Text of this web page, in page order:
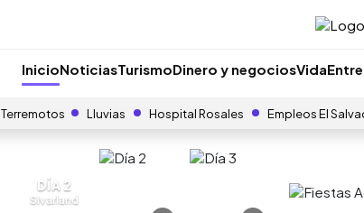
InicioNoticiasTurismoDinero y negociosVida
Terremotos Lluvias Hospital Rosales Empleos El
DÍA 2
Sivarland